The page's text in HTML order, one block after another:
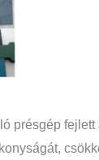
présgép fejlett